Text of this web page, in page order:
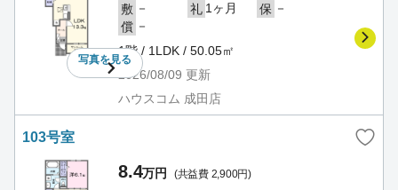
写真を見る
敷 － 礼 1ヶ月 保 －
償 －
1階 / 1LDK / 50.05㎡
2026/08/09 更新
ハウスコム 成田店
103号室
8.4万円 (共益費 2,900円)